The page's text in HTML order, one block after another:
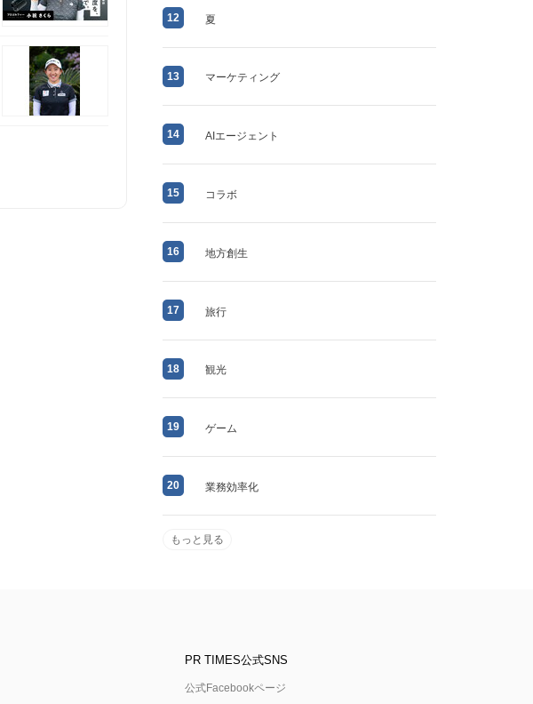
12 夏
13 マーケティング
14 AIエージェント
15 コラボ
16 地方創生
17 旅行
18 観光
19 ゲーム
20 業務効率化
もっと見る
PR TIMES公式SNS
公式Facebookページ